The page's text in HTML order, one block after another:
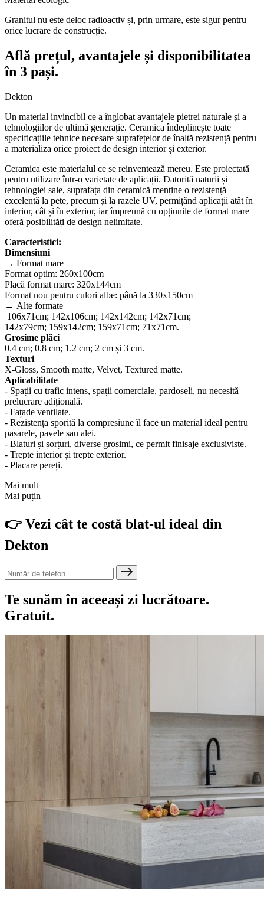
Granitul nu este deloc radioactiv și, prin urmare, este sigur pentru
orice lucrare de construcție.
Află prețul, avantajele și disponibilitatea
în 3 pași.
Dekton
Un material invincibil ce a înglobat avantajele pietrei naturale și a
tehnologiilor de ultimă generație. Ceramica îndeplinește toate
specificațiile tehnice necesare suprafețelor de înaltă rezistență pentru
a materializa orice proiect de design interior și exterior.
Ceramica este materialul ce se reinventează mereu. Este proiectată
pentru utilizare într-o varietate de aplicații. Datorită naturii și
tehnologiei sale, suprafața din ceramică menține o rezistență
excelentă la pete, precum și la razele UV, permițând aplicații atât în
interior, cât și în exterior, iar împreună cu opțiunile de format mare
oferă posibilități de design nelimitate.
Caracteristici:
Dimensiuni
→ Format mare
Format optim: 260x100cm
Placă format mare: 320x144cm
Format nou pentru culori albe: până la 330x150cm
→ Alte formate
106x71cm; 142x106cm; 142x142cm; 142x71cm;
142x79cm; 159x142cm; 159x71cm; 71x71cm.
Grosime plăci
0.4 cm; 0.8 cm; 1.2 cm; 2 cm și 3 cm.
Texturi
X-Gloss, Smooth matte, Velvet, Textured matte.
Aplicabilitate
- Spații cu trafic intens, spații comerciale, pardoseli, nu necesită
prelucrare adițională.
- Fațade ventilate.
- Rezistența sporită la compresiune îl face un material ideal pentru
pasarele, pavele sau alei.
- Blaturi și șorțuri, diverse grosimi, ce permit finisaje exclusiviste.
- Trepte interior și trepte exterior.
- Placare pereți.
Mai mult
Mai puțin
👉 Vezi cât te costă blat-ul ideal din
Dekton
Te sunăm în aceeași zi lucrătoare.
Gratuit.